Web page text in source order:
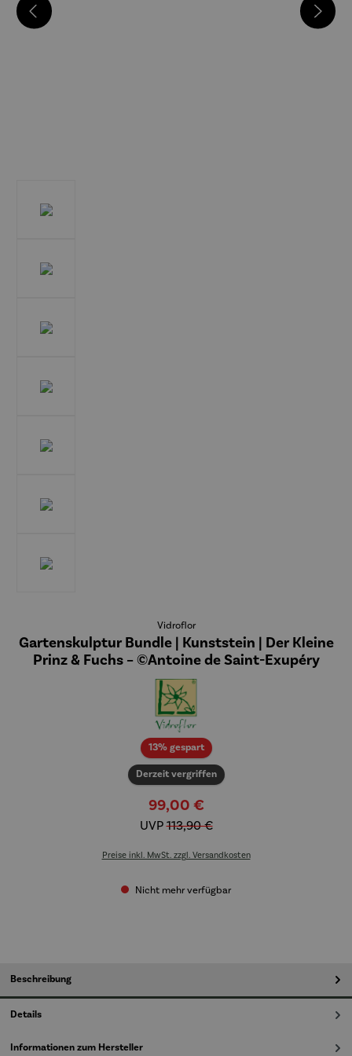
Vidroflor
Gartenskulptur Bundle | Kunststein | Der Kleine
Prinz & Fuchs – ©Antoine de Saint-Exupéry
Derzeit vergriffen
13% gespartRabatt
99,00 €
UVP113,90 €
Preise inkl. MwSt. zzgl. Versandkosten
Nicht mehr verfügbar
Beschreibung
Details
Informationen zum Hersteller